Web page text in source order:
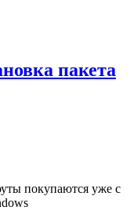
пакета
покупаются уже с